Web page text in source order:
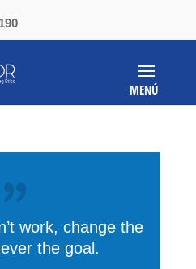
work, change the
the goal.